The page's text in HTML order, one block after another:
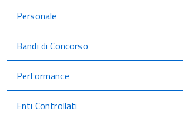
Personale
Bandi di Concorso
Performance
Enti Controllati